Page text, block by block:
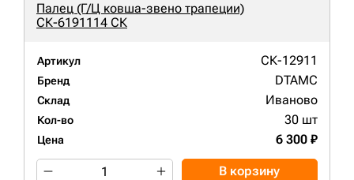
Палец (Г/Ц ковша-звено трапеции)
СК-6191114 СК
Артикул СК-12911
Бренд DTAMC
Склад Иваново
Кол-во 30 шт
Цена 6 300 ₽
В корзину